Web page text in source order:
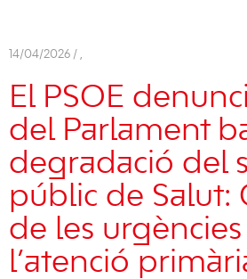
14/04/2026 / ,
El PSOE
del Parlament
degradació del
públic de Salut:
de les
l’atenció